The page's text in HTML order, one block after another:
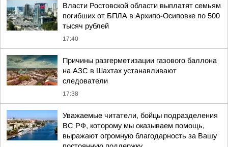
Власти Ростовской области выплатят семьям
погибших от БПЛА в Архипо-Осиповке по 500
тысяч рублей
17:40
Причины разгерметизации газового баллона
на АЗС в Шахтах устанавливают
следователи
17:38
Уважаемые читатели, бойцы подразделения
ВС РФ, которому мы оказываем помощь,
выражают огромную благодарность за Вашу